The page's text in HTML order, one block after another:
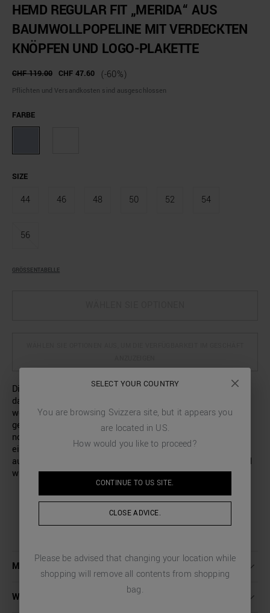
HEMD REGULAR FIT „MERIDA“ AUS
BAUMWOLLPOPELINE MIT VERDECKTEN
KNÖPFEN UND LOGO-PLAKETTE
CHF 119.00 CHF 47.60 (-60%)
Pflichten und Versandkosten sind ausgeschlossen
FARBE
SIZE
44 46 48 50 52 54
56
GRÖSSENTABELLE
Dieses elegante und essenzielle Hemd von Antony Morato
darf in Ihrer Garderobe nicht fehlen. Es ist aus einem
weichen, einfarbigen Baumwollpopeline-Mischgewebe
gefertigt, das sich kühl und trocken anfühlt. Es hat eine
normale Passform, einen Kragen mit kurzen Spitzen und
eine verdeckte Knopfleiste. Die aufgenähte Logo-Plakette
aus Metall auf der Rückseite sorgt für eine leuchtende und
wiedererkennbare Note des Modells.
MEHR INFORMATIONEN
WASCHANLEITUNG
SELECT YOUR COUNTRY
You are browsing Svizzera site, but it appears you
are located in US.
How would you like to proceed?
CONTINUE TO US SITE.
CLOSE ADVICE.
Please be advised that changing your location while
shopping will remove all contents from shopping
bag.